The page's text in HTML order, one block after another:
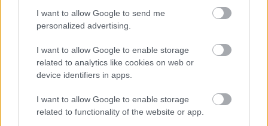
I want to allow Google to send me
personalized advertising.
I want to allow Google to enable storage
related to analytics like cookies on web or
device identifiers in apps.
I want to allow Google to enable storage
related to functionality of the website or app.